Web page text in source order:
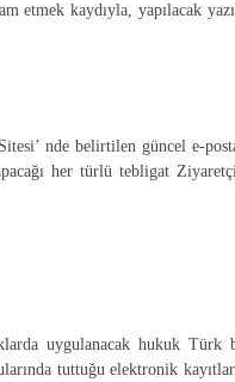
etmek kaydıyla,
nde belirtilen güncel e-
her türlü tebligat
uygulanacak hukuk
tuttuğu elektronik